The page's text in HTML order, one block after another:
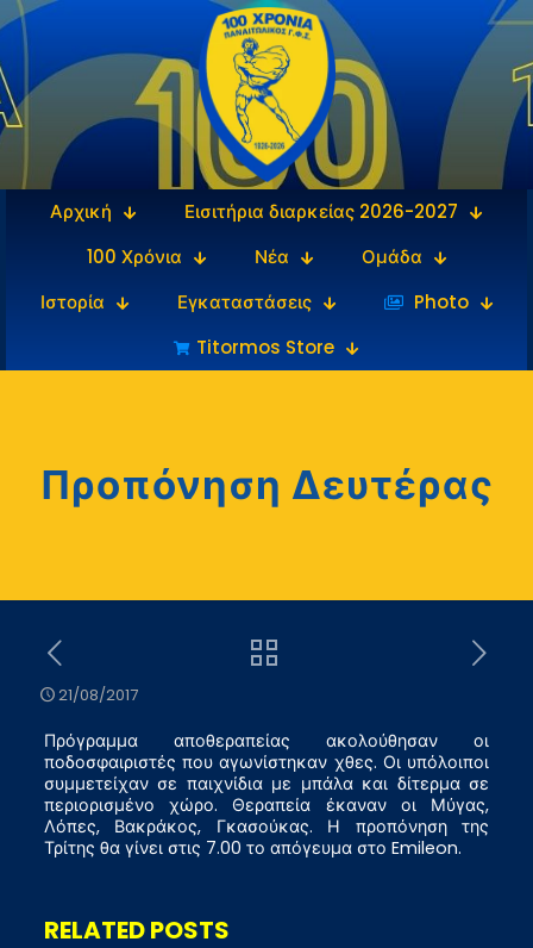
Αρχική
Εισιτήρια διαρκείας 2026-2027
100 Χρόνια
Νέα
Ομάδα
Ιστορία
Εγκαταστάσεις
‎‏‏‎ ‎Photo
Titormos Store
Προπόνηση Δευτέρας
21/08/2017
Πρόγραμμα αποθεραπείας ακολούθησαν οι
ποδοσφαιριστές που αγωνίστηκαν χθες. Οι υπόλοιποι
συμμετείχαν σε παιχνίδια με μπάλα και δίτερμα σε
περιορισμένο χώρο. Θεραπεία έκαναν οι Μύγας,
Λόπες, Βακράκος, Γκασούκας. Η προπόνηση της
Τρίτης θα γίνει στις 7.00 το απόγευμα στο Emileon.
RELATED POSTS